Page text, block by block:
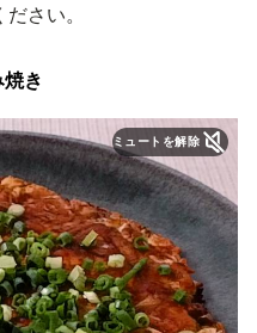
さい。
き
ミュートを解除